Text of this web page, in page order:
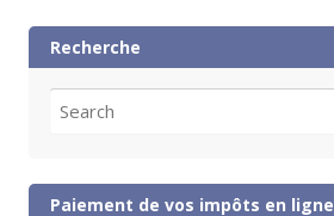
Recherche
for:
Paiement de vos impôts en ligne